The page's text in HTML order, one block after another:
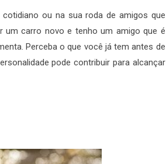
ou na sua roda de amigos que
um carro novo e tenho um amigo que é
Perceba o que você já tem antes de
pode contribuir para alcançar